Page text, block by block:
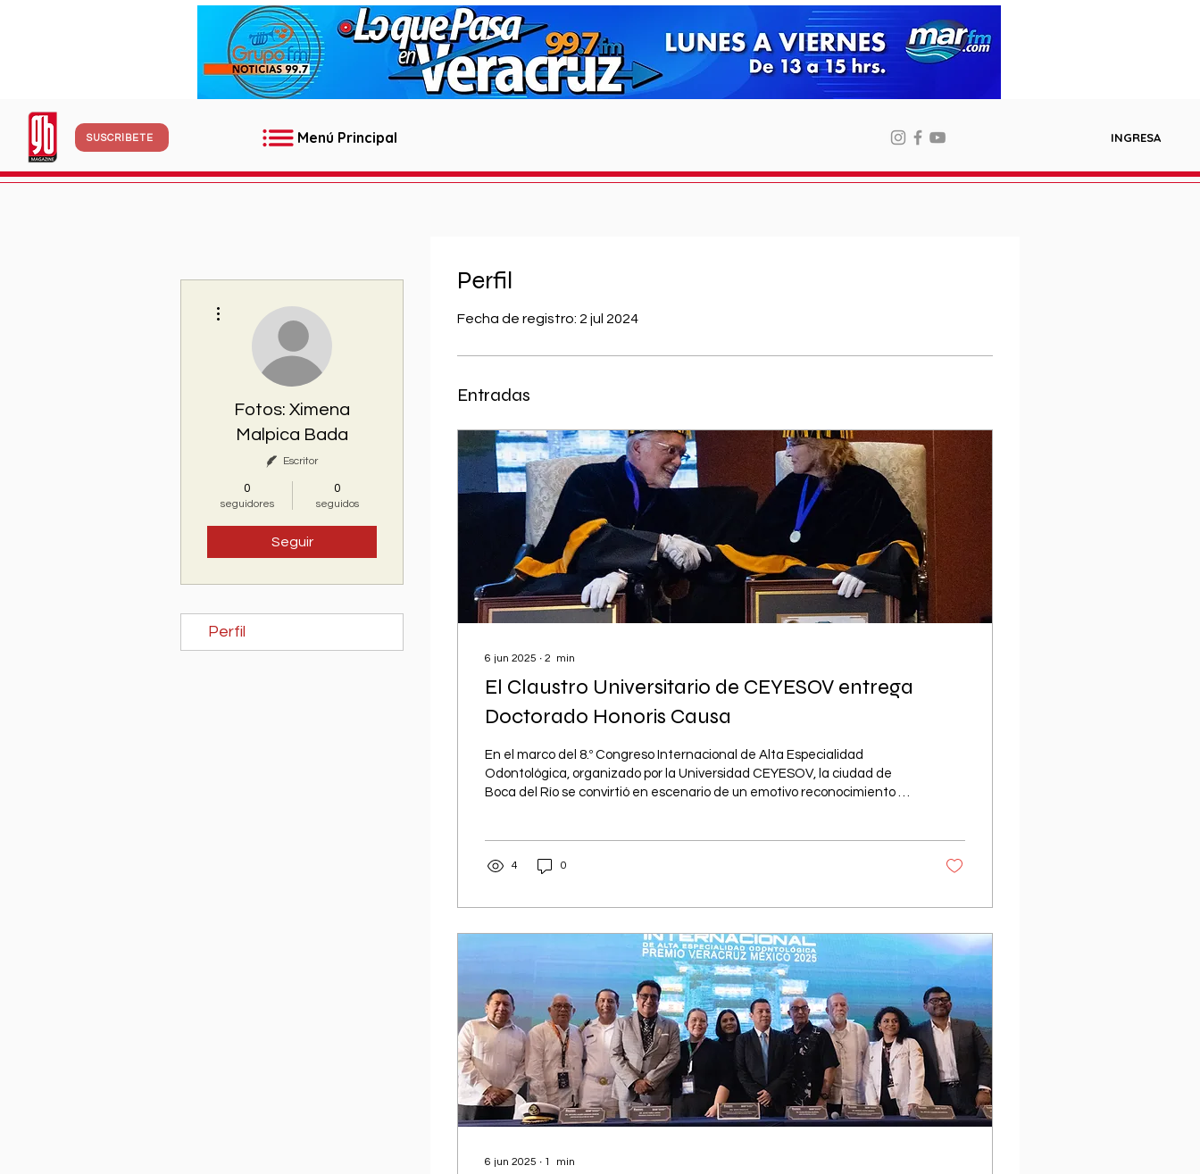
SUSCRÍBETE Menú Principal INGRESA
Perfil
Fecha de registro: 2 jul 2024
Entradas
6 jun 2025 ∙ 2 min
El Claustro Universitario de CEYESOV entrega
Doctorado Honoris Causa
En el marco del 8.º Congreso Internacional de Alta Especialidad
Odontológica, organizado por la Universidad CEYESOV, la ciudad de
Boca del Río se convirtió en escenario de un emotivo reconocimiento a
4 0
6 jun 2025 ∙ 1 min
Fotos: Ximena
Malpica Bada
Escritor
0
seguidores
0
seguidos
Seguir
Perfil